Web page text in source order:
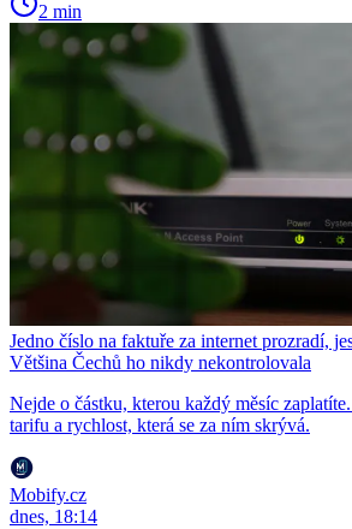
2 min
Jedno číslo na faktuře za internet prozradí,
Většina Čechů ho nikdy nekontrolovala
Nejde o částku, kterou každý měsíc
tarifu a rychlost, která se za ním skrývá.
Mobify.cz
dnes, 18:14